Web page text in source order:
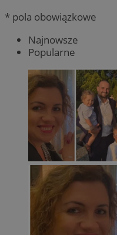
* pola obowiązkowe
Najnowsze
Popularne